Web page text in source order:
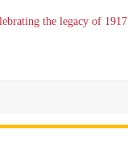
the legacy of 1917